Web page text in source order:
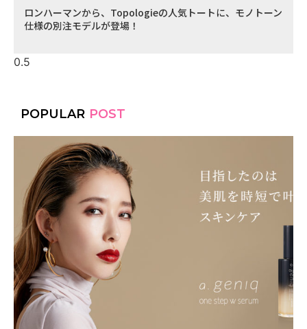
ロンハーマンから、Topologieの人気トートに、モノトーン
仕様の別注モデルが登場！
POPULAR POST